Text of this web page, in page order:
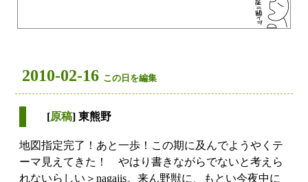
2010-02-16 この日を編集
[原稿] 東熊野
地図指定完了！あと一歩！この期に及んでようやくテ
ーマ見えてきた！ やはり書きながらでないと考えら
れないらしい＞nagajis。来ん野獣に、もとい今夜中に